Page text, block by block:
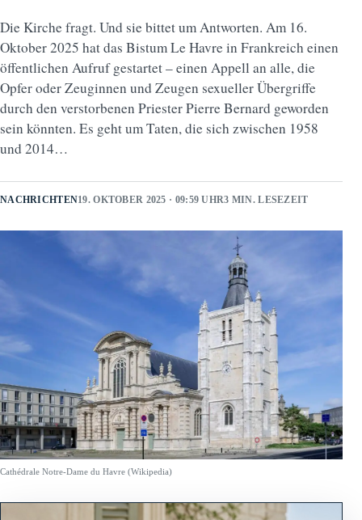
Die Kirche fragt. Und sie bittet um Antworten. Am 16.
Oktober 2025 hat das Bistum Le Havre in Frankreich einen
öffentlichen Aufruf gestartet – einen Appell an alle, die
Opfer oder Zeuginnen und Zeugen sexueller Übergriffe
durch den verstorbenen Priester Pierre Bernard geworden
sein könnten. Es geht um Taten, die sich zwischen 1958
und 2014…
NACHRICHTEN19. OKTOBER 2025 · 09:59 UHR3 MIN. LESEZEIT
Cathédrale Notre-Dame du Havre (Wikipedia)